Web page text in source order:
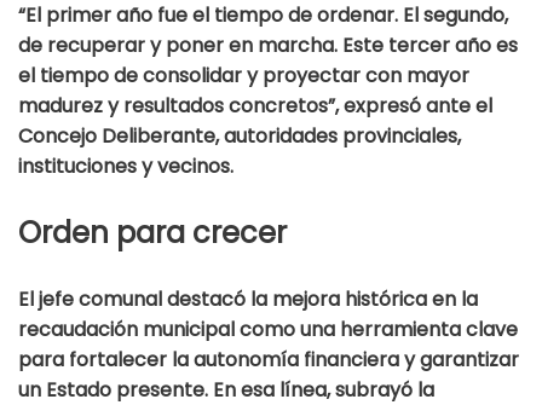
“El primer año fue el tiempo de ordenar. El segundo,
de recuperar y poner en marcha. Este tercer año es
el tiempo de consolidar y proyectar con mayor
madurez y resultados concretos”, expresó ante el
Concejo Deliberante, autoridades provinciales,
instituciones y vecinos.
Orden para crecer
El jefe comunal destacó la mejora histórica en la
recaudación municipal como una herramienta clave
para fortalecer la autonomía financiera y garantizar
un Estado presente. En esa línea, subrayó la